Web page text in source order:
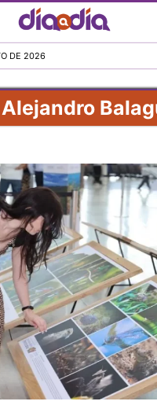
Pasar
al
principal
DE 2026